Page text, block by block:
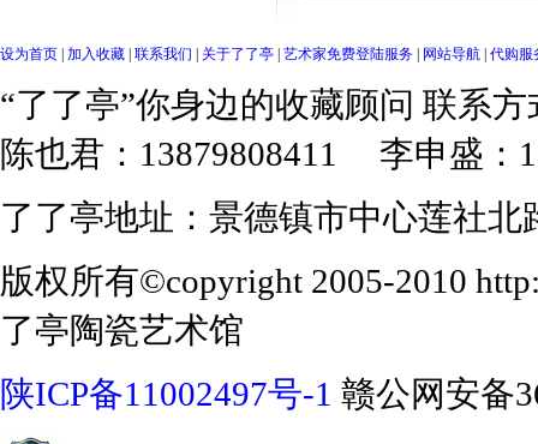
设为首页 | 加入收藏 | 联系我们 | 关于了了亭 | 艺术家免费登陆服务 | 网站导航 | 代购服
“了了亭”你身边的收藏顾问 联系
陈也君：13879808411 李申盛：
了了亭地址：景德镇市中心莲社
版权所有©copyright 2005-2010
了亭陶瓷艺术馆
陕ICP备11002497号-1 赣公网安备